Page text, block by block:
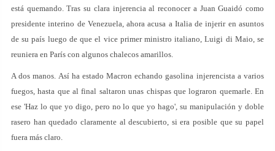
está quemando. Tras su clara injerencia al reconocer a Juan Guaidó como
presidente interino de Venezuela, ahora acusa a Italia de injerir en asuntos
de su país luego de que el vice primer ministro italiano, Luigi di Maio, se
reuniera en París con algunos chalecos amarillos.
A dos manos. Así ha estado Macron echando gasolina injerencista a varios
fuegos, hasta que al final saltaron unas chispas que lograron quemarle. En
ese 'Haz lo que yo digo, pero no lo que yo hago', su manipulación y doble
rasero han quedado claramente al descubierto, si era posible que su papel
fuera más claro.